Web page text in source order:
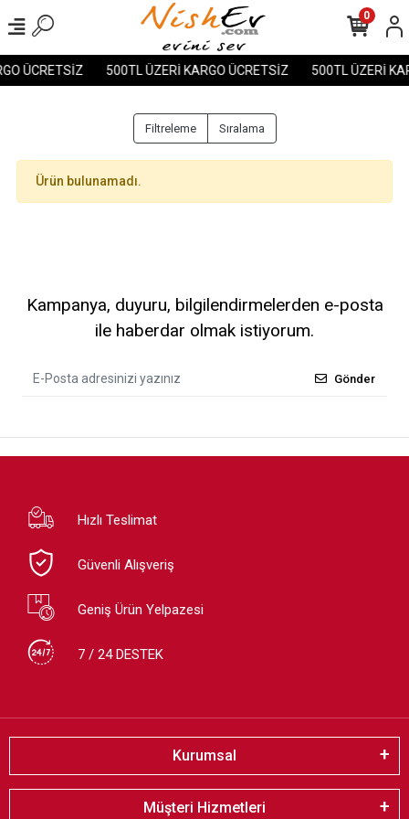
ÜCRETSİZ 500TL ÜZERİ KARGO ÜCRETSİZ 500TL ÜZERİ
0
Filtreleme Sıralama
Ürün bulunamadı.
Kampanya, duyuru, bilgilendirmelerden e-posta
ile haberdar olmak istiyorum.
Gönder
Hızlı Teslimat
Güvenli Alışveriş
Geniş Ürün Yelpazesi
7 / 24 DESTEK
Kurumsal
Müşteri Hizmetleri